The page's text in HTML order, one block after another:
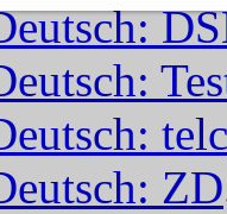
telc
ZD